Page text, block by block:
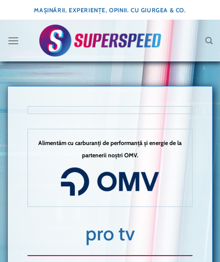
to
MAȘINĂRII, EXPERIENȚE, OPINII. CU GIURGEA & CO.
Alimentăm cu carburanți de performanță și energie de la
partenerii noștri OMV.
pro tv